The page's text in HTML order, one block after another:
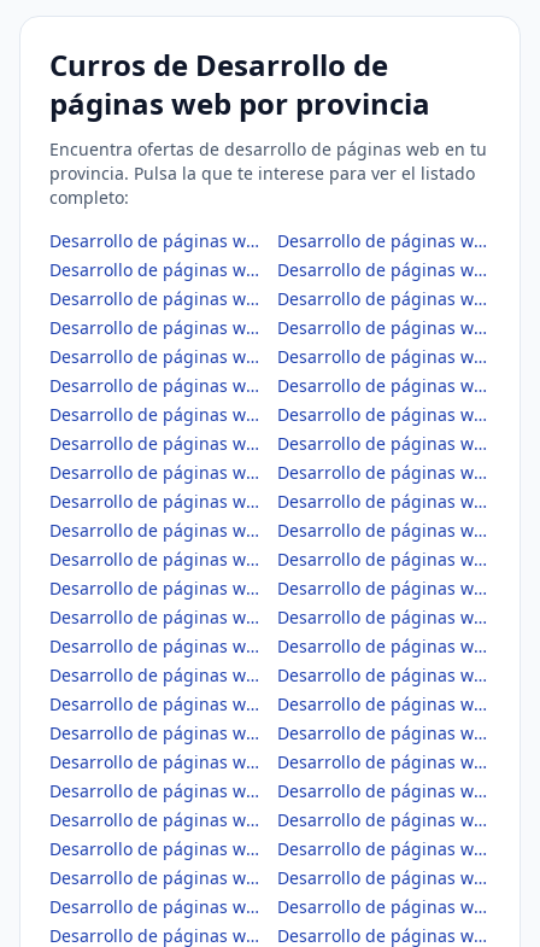
Curros de Desarrollo de
páginas web por provincia
Encuentra ofertas de desarrollo de páginas web en tu
provincia. Pulsa la que te interese para ver el listado
completo:
Desarrollo de páginas web en Albacete
Desarrollo de páginas web en Alicante/Alacant
Desarrollo de páginas web en Almería
Desarrollo de páginas web en Araba/Álava
Desarrollo de páginas web en Asturias
Desarrollo de páginas web en Ávila
Desarrollo de páginas web en Badajoz
Desarrollo de páginas web en Balears, Illes
Desarrollo de páginas web en Barcelona
Desarrollo de páginas web en Bizkaia
Desarrollo de páginas web en Burgos
Desarrollo de páginas web en Cáceres
Desarrollo de páginas web en Cádiz
Desarrollo de páginas web en Cantabria
Desarrollo de páginas web en Castellón/Castelló
Desarrollo de páginas web en Ceuta
Desarrollo de páginas web en Ciudad Real
Desarrollo de páginas web en Córdoba
Desarrollo de páginas web en Coruña, A
Desarrollo de páginas web en Cuenca
Desarrollo de páginas web en Gipuzkoa
Desarrollo de páginas web en Girona
Desarrollo de páginas web en Granada
Desarrollo de páginas web en Guadalajara
Desarrollo de páginas web en Huelva
Desarrollo de páginas web en Huesca
Desarrollo de páginas web en Jaén
Desarrollo de páginas web en León
Desarrollo de páginas web en Lleida
Desarrollo de páginas web en Lugo
Desarrollo de páginas web en Madrid
Desarrollo de páginas web en Málaga
Desarrollo de páginas web en Melilla
Desarrollo de páginas web en Murcia
Desarrollo de páginas web en Navarra
Desarrollo de páginas web en Ourense
Desarrollo de páginas web en Palencia
Desarrollo de páginas web en Palmas, Las
Desarrollo de páginas web en Pontevedra
Desarrollo de páginas web en Rioja, La
Desarrollo de páginas web en Salamanca
Desarrollo de páginas web en Santa Cruz de Tenerife
Desarrollo de páginas web en Segovia
Desarrollo de páginas web en Sevilla
Desarrollo de páginas web en Soria
Desarrollo de páginas web en Tarragona
Desarrollo de páginas web en Teruel
Desarrollo de páginas web en Toledo
Desarrollo de páginas web en Valencia/València
Desarrollo de páginas web en Valladolid